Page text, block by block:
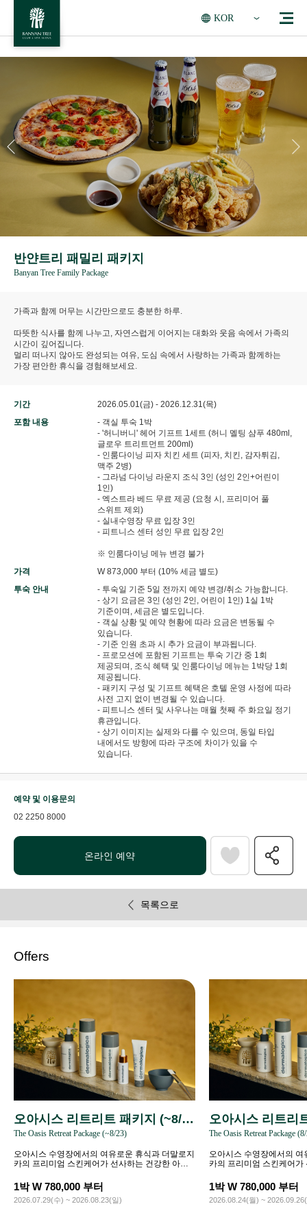
KOR
반얀트리 패밀리 패키지
Banyan Tree Family Package
가족과 함께 머무는 시간만으로도 충분한 하루.
따뜻한 식사를 함께 나누고, 자연스럽게 이어지는 대화와 웃음 속에서 가족의
시간이 깊어집니다.
멀리 떠나지 않아도 완성되는 여유, 도심 속에서 사랑하는 가족과 함께하는
가장 편안한 휴식을 경험해보세요.
기간
2026.05.01(금) - 2026.12.31(목)
포함 내용
- 객실 투숙 1박
- '허니버니' 헤어 기프트 1세트 (허니 멜팅 샴푸 480ml,
글로우 트리트먼트 200ml)
- 인룸다이닝 피자 치킨 세트 (피자, 치킨, 감자튀김,
맥주 2병)
- 그라넘 다이닝 라운지 조식 3인 (성인 2인+어린이
1인)
- 엑스트라 베드 무료 제공 (요청 시, 프리미어 풀
스위트 제외)
- 실내수영장 무료 입장 3인
- 피트니스 센터 성인 무료 입장 2인
※ 인룸다이닝 메뉴 변경 불가
가격
W 873,000 부터 (10% 세금 별도)
투숙 안내
- 투숙일 기준 5일 전까지 예약 변경/취소 가능합니다.
- 상기 요금은 3인 (성인 2인, 어린이 1인) 1실 1박
기준이며, 세금은 별도입니다.
- 객실 상황 및 예약 현황에 따라 요금은 변동될 수
있습니다.
- 기준 인원 초과 시 추가 요금이 부과됩니다.
- 프로모션에 포함된 기프트는 투숙 기간 중 1회
제공되며, 조식 혜택 및 인룸다이닝 메뉴는 1박당 1회
제공됩니다.
- 패키지 구성 및 기프트 혜택은 호텔 운영 사정에 따라
사전 고지 없이 변경될 수 있습니다.
- 피트니스 센터 및 사우나는 매월 첫째 주 화요일 정기
휴관입니다.
- 상기 이미지는 실제와 다를 수 있으며, 동일 타입
내에서도 방향에 따라 구조에 차이가 있을 수
있습니다.
예약 및 이용문의
02 2250 8000
온라인 예약
목록으로
Offers
오아시스 리트리트 패키지 (~8/2
3)
The Oasis Retreat Package (~8/23)
오아시스 수영장에서의 여유로운 휴식과 더말로지
카의 프리미엄 스킨케어가 선사하는 건강한 아름
1박 W 780,000 부터
2026.07.29(수) ~ 2026.08.23(일)
오아시스 리트리
9/26)
The Oasis Retreat Package
오아시스 수영장에서의
카의 프리미엄 스킨케어가
1박 W 780,000 부터
2026.08.24(월) ~